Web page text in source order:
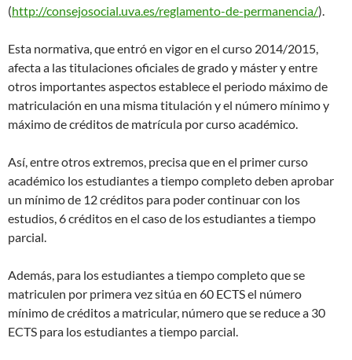
(http://consejosocial.uva.es/reglamento-de-permanencia/).
Esta normativa, que entró en vigor en el curso 2014/2015,
afecta a las titulaciones oficiales de grado y máster y entre
otros importantes aspectos establece el periodo máximo de
matriculación en una misma titulación y el número mínimo y
máximo de créditos de matrícula por curso académico.
Así, entre otros extremos, precisa que en el primer curso
académico los estudiantes a tiempo completo deben aprobar
un mínimo de 12 créditos para poder continuar con los
estudios, 6 créditos en el caso de los estudiantes a tiempo
parcial.
Además, para los estudiantes a tiempo completo que se
matriculen por primera vez sitúa en 60 ECTS el número
mínimo de créditos a matricular, número que se reduce a 30
ECTS para los estudiantes a tiempo parcial.